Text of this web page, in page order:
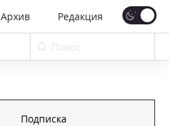
Архив Редакция
Подписка